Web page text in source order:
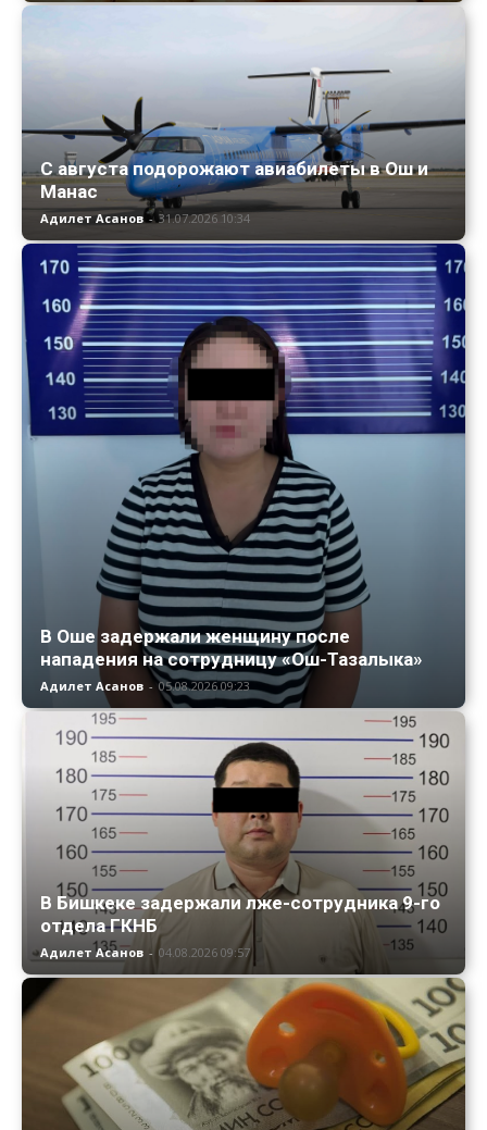
С августа подорожают авиабилеты в Ош и
Манас
Адилет Асанов - 31.07.2026 10:34
В Оше задержали женщину после
нападения на сотрудницу «Ош-Тазалыка»
Адилет Асанов - 05.08.2026 09:23
В Бишкеке задержали лже-сотрудника 9-го
отдела ГКНБ
Адилет Асанов - 04.08.2026 09:57